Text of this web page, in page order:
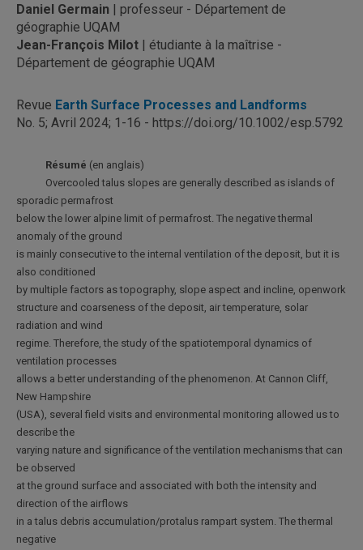
Daniel Germain | professeur - Département de
géographie UQAM
Jean-François Milot | étudiante à la maîtrise -
Département de géographie UQAM
Revue Earth Surface Processes and Landforms
No. 5; Avril 2024; 1-16 - https://doi.org/10.1002/esp.5792
Résumé (en anglais)
Overcooled talus slopes are generally described as islands of
sporadic permafrost
below the lower alpine limit of permafrost. The negative thermal
anomaly of the ground
is mainly consecutive to the internal ventilation of the deposit, but it is
also conditioned
by multiple factors as topography, slope aspect and incline, openwork
structure and coarseness of the deposit, air temperature, solar
radiation and wind
regime. Therefore, the study of the spatiotemporal dynamics of
ventilation processes
allows a better understanding of the phenomenon. At Cannon Cliff,
New Hampshire
(USA), several field visits and environmental monitoring allowed us to
describe the
varying nature and significance of the ventilation mechanisms that can
be observed
at the ground surface and associated with both the intensity and
direction of the airflows
in a talus debris accumulation/protalus rampart system. The thermal
negative